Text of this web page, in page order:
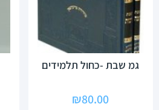
גמ שבת -כחול תלמידים
₪80.00